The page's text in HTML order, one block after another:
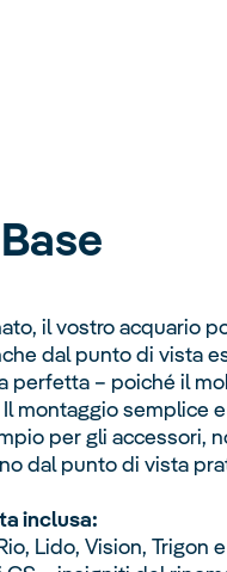
Base
il vostro acquario
dal punto di vista
perfetta – poiché il
montaggio semplice
per gli accessori,
dal punto di vista
inclusa:
Lido, Vision, Trigon